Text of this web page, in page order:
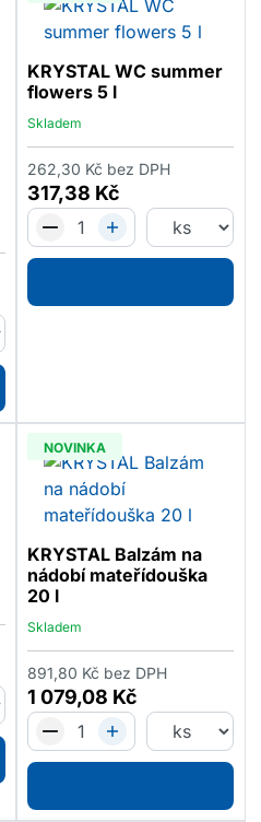
KRYSTAL WC summer
flowers 5 l
Skladem
317,38 Kč
262,30 Kč bez DPH
NOVINKA
KRYSTAL Balzám na
nádobí mateřídouška
20 l
Skladem
1 079,08 Kč
891,80 Kč bez DPH